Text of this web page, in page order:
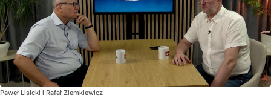
Paweł Lisicki i Rafał Ziemkiewicz